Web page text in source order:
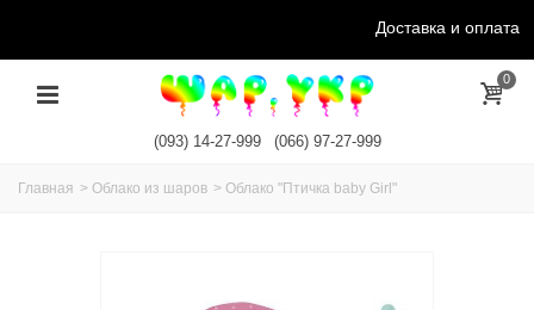
Доставка и оплата
0
(093) 14-27-999 (066) 97-27-999
Главная > Облако из шаров > Облако "Птичка baby Girl"